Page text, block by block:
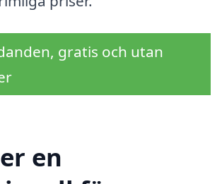
gratis och utan
en